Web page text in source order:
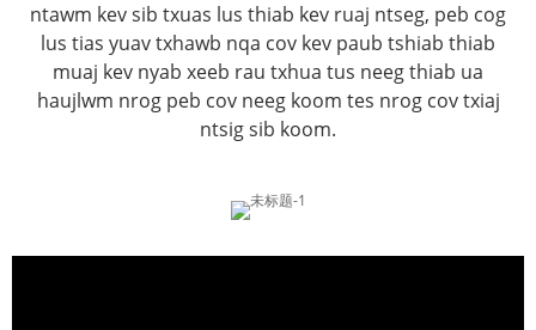
ntawm kev sib txuas lus thiab kev ruaj ntseg, peb cog
lus tias yuav txhawb nqa cov kev paub tshiab thiab
muaj kev nyab xeeb rau txhua tus neeg thiab ua
haujlwm nrog peb cov neeg koom tes nrog cov txiaj
ntsig sib koom.